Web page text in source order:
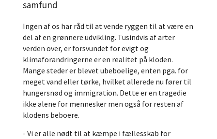
samfund
Ingen af os har råd til at vende ryggen til at være en
del af en grønnere udvikling. Tusindvis af arter
verden over, er forsvundet for evigt og
klimaforandringerne er en realitet på kloden.
Mange steder er blevet ubeboelige, enten pga. for
meget vand eller tørke, hvilket allerede nu fører til
hungersnød og immigration. Dette er en tragedie
ikke alene for mennesker men også for resten af
klodens beboere.
- Vi er alle nødt til at kæmpe i fællesskab for